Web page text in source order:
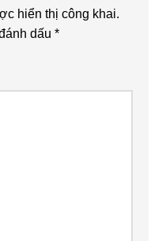
hiển thị công khai.
dấu*